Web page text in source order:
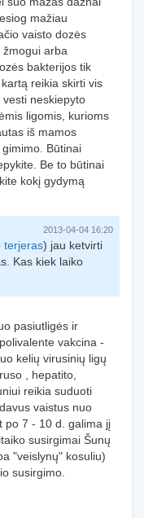
mažiau
vaisto dozės
arba
bakterijos tik
reikia skirti vis
neskiepyto
ligomis, kurioms
iš mamos
Būtinai
Be to būtinai
kokį gydymą
2013-04-04 16:20
terjeras) jau ketvirti
Kas kiek laiko
pasiutligės ir
vakcina -
kelių virusinių ligų
, hepatito,
reikia suduoti
vaistus nuo
po 7 - 10 d. galima jį
susirgimai Šunų
"veislynų" kosuliu)
susirgimo.